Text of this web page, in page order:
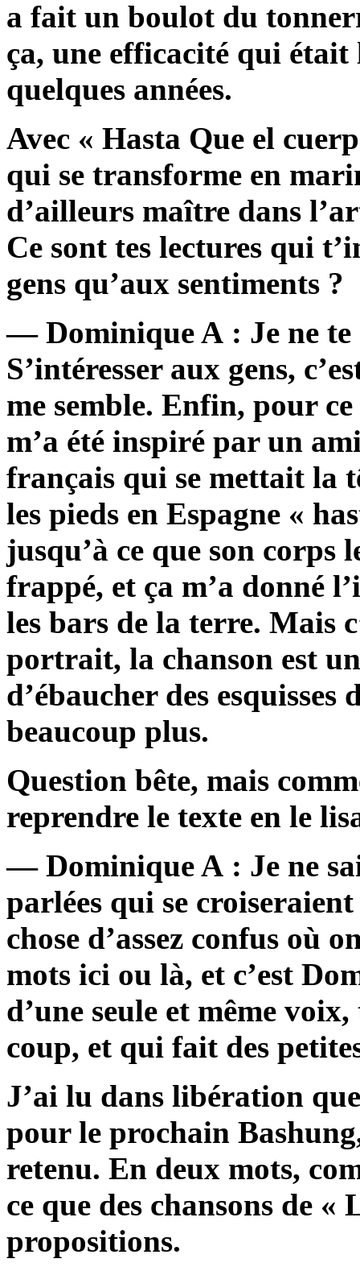
a fait un boulot du
ça, une efficacité qui était
quelques années.
Avec « Hasta Que el
qui se transforme en
d’ailleurs maître dans
Ce sont tes lectures qui
gens qu’aux sentiments ?
— Dominique A : Je ne te
S’intéresser aux gens,
me semble. Enfin, pour
m’a été inspiré par un
français qui se mettait la
les pieds en Espagne «
jusqu’à ce que son corps
frappé, et ça m’a donné
les bars de la terre. Mais
portrait, la chanson est
d’ébaucher des esquisses
beaucoup plus.
Question bête, mais
reprendre le texte en le
— Dominique A : Je ne
parlées qui se
chose d’assez confus où
mots ici ou là, et c’est
d’une seule et même
coup, et qui fait des
J’ai lu dans libération
pour le prochain
retenu. En deux mots,
ce que des chansons de
propositions.